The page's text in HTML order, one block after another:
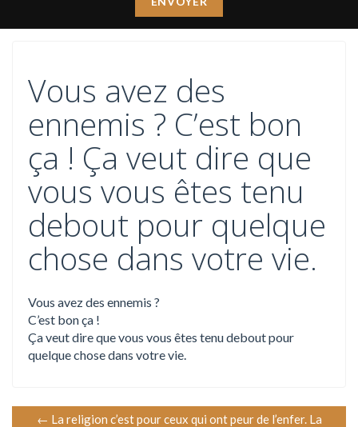
Vous avez des
ennemis ? C’est bon
ça ! Ça veut dire que
vous vous êtes tenu
debout pour quelque
chose dans votre vie.
Vous avez des ennemis ?
C’est bon ça !
Ça veut dire que vous vous êtes tenu debout pour
quelque chose dans votre vie.
← La religion c’est pour ceux qui ont peur de l’enfer. La